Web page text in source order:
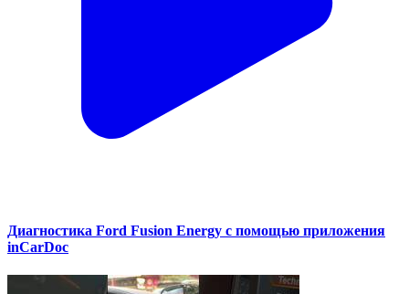
Диагностика Ford Fusion Energy с помощью приложения
inCarDoc